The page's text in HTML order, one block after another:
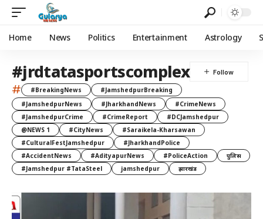
Home News Politics Entertainment Astrology
#jrdtatasportscomplex
# #BreakingNews
#JamshedpurBreaking
#JamshedpurNews
#JharkhandNews
#CrimeNews
#JamshedpurCrime
#CrimeReport
#DCJamshedpur
@NEWS 1
#CityNews
#Saraikela-Kharsawan
#CulturalFestJamshedpur
#JharkhandPolice
#AccidentNews
#AdityapurNews #PoliceAction
पुलिस
#Jamshedpur #TataSteel
jamshedpur झारखंड